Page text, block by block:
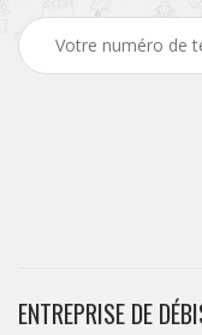
ENTREPRISE DE